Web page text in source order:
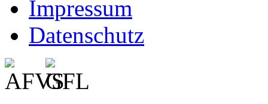
Impressum
Datenschutz